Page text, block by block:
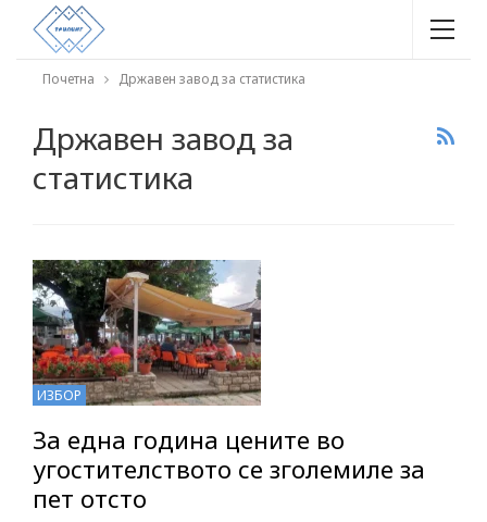
Почетна Државен завод за статистика
Државен завод за
статистика
ИЗБОР
За една година цените во
угостителството се зголемиле за
пет отсто